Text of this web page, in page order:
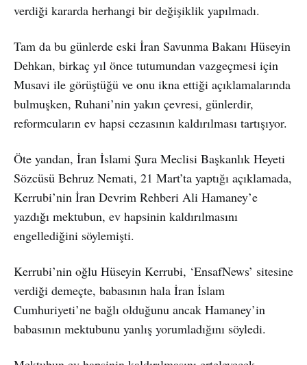
verdiği kararda herhangi bir değişiklik yapılmadı.
Tam da bu günlerde eski İran Savunma Bakanı Hüseyin
Dehkan, birkaç yıl önce tutumundan vazgeçmesi için
Musavi ile görüştüğü ve onu ikna ettiği açıklamalarında
bulmuşken, Ruhani’nin yakın çevresi, günlerdir,
reformcuların ev hapsi cezasının kaldırılması tartışıyor.
Öte yandan, İran İslami Şura Meclisi Başkanlık Heyeti
Sözcüsü Behruz Nemati, 21 Mart’ta yaptığı açıklamada,
Kerrubi’nin İran Devrim Rehberi Ali Hamaney’e
yazdığı mektubun, ev hapsinin kaldırılmasını
engellediğini söylemişti.
Kerrubi’nin oğlu Hüseyin Kerrubi, ‘EnsafNews’ sitesine
verdiği demeçte, babasının hala İran İslam
Cumhuriyeti’ne bağlı olduğunu ancak Hamaney’in
babasının mektubunu yanlış yorumladığını söyledi.